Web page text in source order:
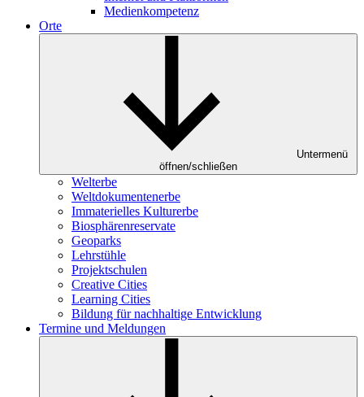
Medienkompetenz
Orte
Untermenü
öffnen/schließen
Welterbe
Weltdokumentenerbe
Immaterielles Kulturerbe
Biosphärenreservate
Geoparks
Lehrstühle
Projektschulen
Creative Cities
Learning Cities
Bildung für nachhaltige Entwicklung
Termine und Meldungen